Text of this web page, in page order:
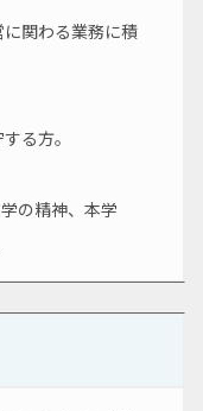
に関わる業務に積
る方。
の精神、本学